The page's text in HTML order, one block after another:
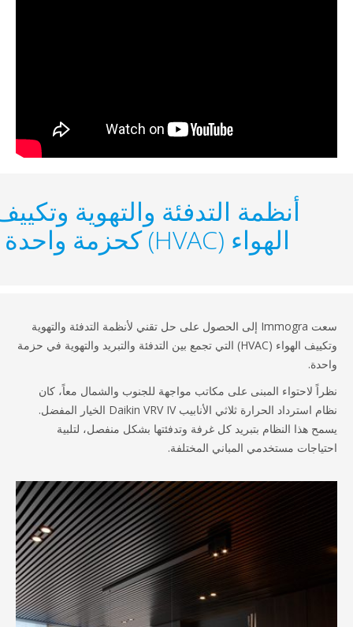
أنظمة التدفئة والتهوية وتكييف
الهواء (HVAC) كحزمة واحدة
سعت Immogra إلى الحصول على حل تقني لأنظمة التدفئة والتهوية
وتكييف الهواء (HVAC) التي تجمع بين التدفئة والتبريد والتهوية في حزمة
لاحتواء المبنى على مكاتب مواجهة للجنوب والشمال معاً، كان
نظام استرداد الحرارة ثلاثي الأنابيب Daikin VRV IV الخيار المفضل.
هذا النظام بتبريد كل غرفة وتدفئتها بشكل منفصل، لتلبية
مستخدمي المباني المختلفة.